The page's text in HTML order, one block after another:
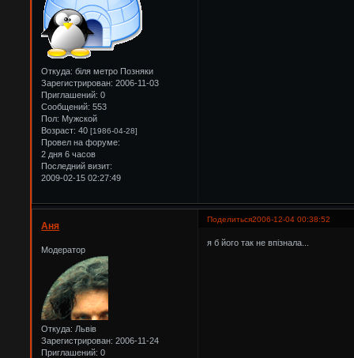
Откуда: біля метро Позняки
Зарегистрирован: 2006-11-03
Приглашений: 0
Сообщений: 553
Пол: Мужской
Возраст: 40[1986-04-28]
Провел на форуме:
2 дня 6 часов
Последний визит:
2009-02-15 02:27:49
Поделиться2006-12-04 00:38:52
Аня
Модератор
Откуда: Львів
Зарегистрирован: 2006-11-24
Приглашений: 0
я б його так не впізнала...